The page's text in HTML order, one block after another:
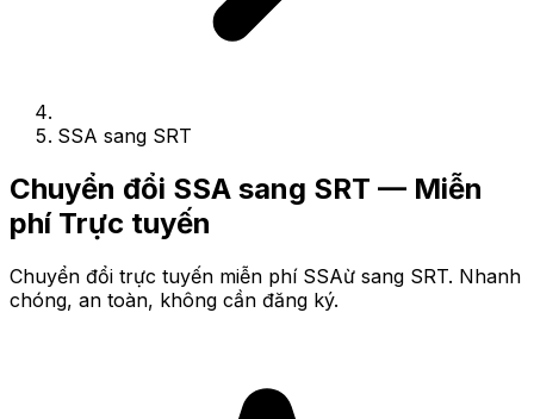
SSA sang SRT
Chuyển đổi SSA sang SRT — Miễn
phí Trực tuyến
Chuyển đổi trực tuyến miễn phí SSAừ sang SRT. Nhanh
chóng, an toàn, không cần đăng ký.